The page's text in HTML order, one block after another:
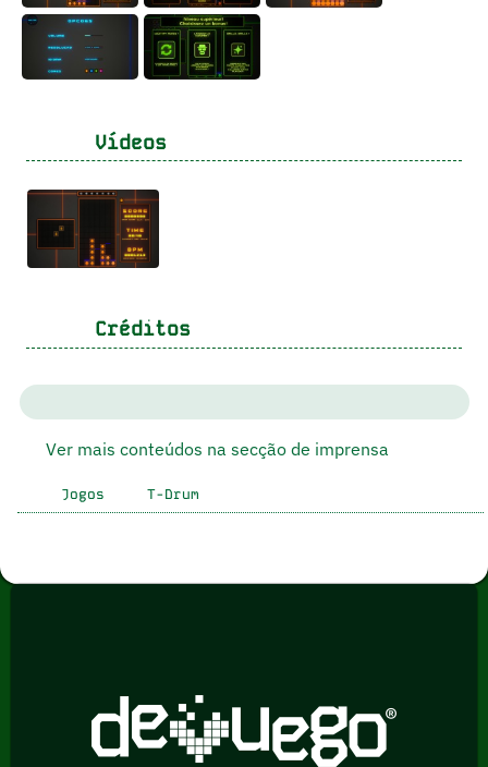
Vídeos
Créditos
Ver mais conteúdos na secção de imprensa
Jogos T-Drum